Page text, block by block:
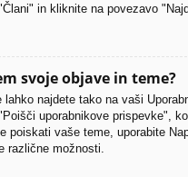
in kliknite na povezavo
svoje objave in teme?
lahko najdete tako na vaši
uporabnikove prispevke",
poiskati vaše teme, uporabite
različne možnosti.